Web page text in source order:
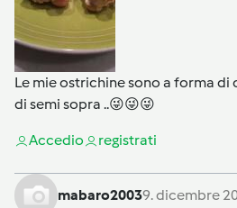
Le mie ostrichine sono a forma di
di semi sopra ..😜😜😜
Accedio registrati
mabaro20039. dicembre